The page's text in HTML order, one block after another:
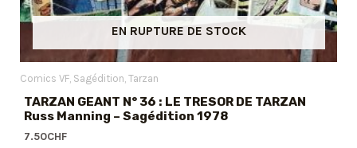
EN RUPTURE DE STOCK
Comics VF Sagédition Tarzan
TARZAN GEANT N° 36 : LE TRESOR DE TARZAN
Russ Manning – Sagédition 1978
7.50CHF